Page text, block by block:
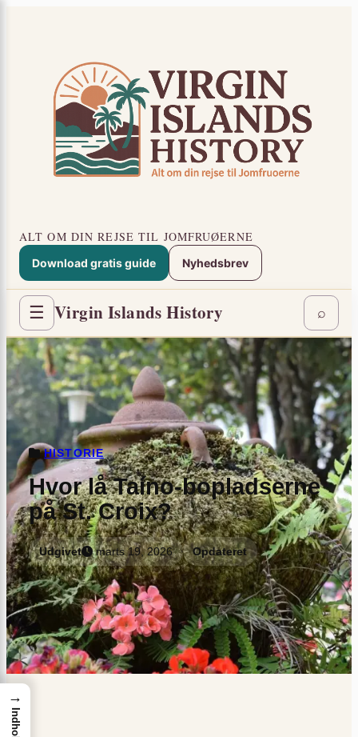
ALT OM DIN REJSE TIL JOMFRUØERNE
Download gratis guide Nyhedsbrev
☰ Virgin Islands History ⌕
HISTORIE
Hvor lå Taíno-bopladserne
på St. Croix?
Udgivet marts 19, 2026 Opdateret
→
Indhold